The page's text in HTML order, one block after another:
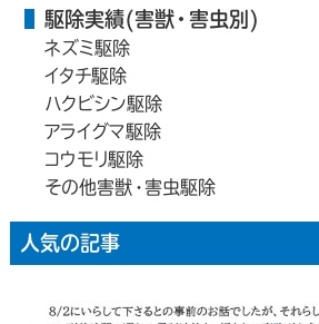
駆除実績(害獣・害虫別)
ネズミ駆除
イタチ駆除
ハクビシン駆除
アライグマ駆除
コウモリ駆除
その他害獣・害虫駆除
人気の記事